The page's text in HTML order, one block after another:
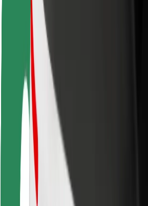
Ασφάλεια επιβάτη
Ασφάλεια οδηγών
Ασφάλεια σκούτερ
Εργαστήριο ασφάλειας
Πόλεις
Τοποθεσίες
Λύσεις για την πόλη
Αεροδρόμια
Bolt Αποβάθρες Φόρτισης
Υποστήριξη